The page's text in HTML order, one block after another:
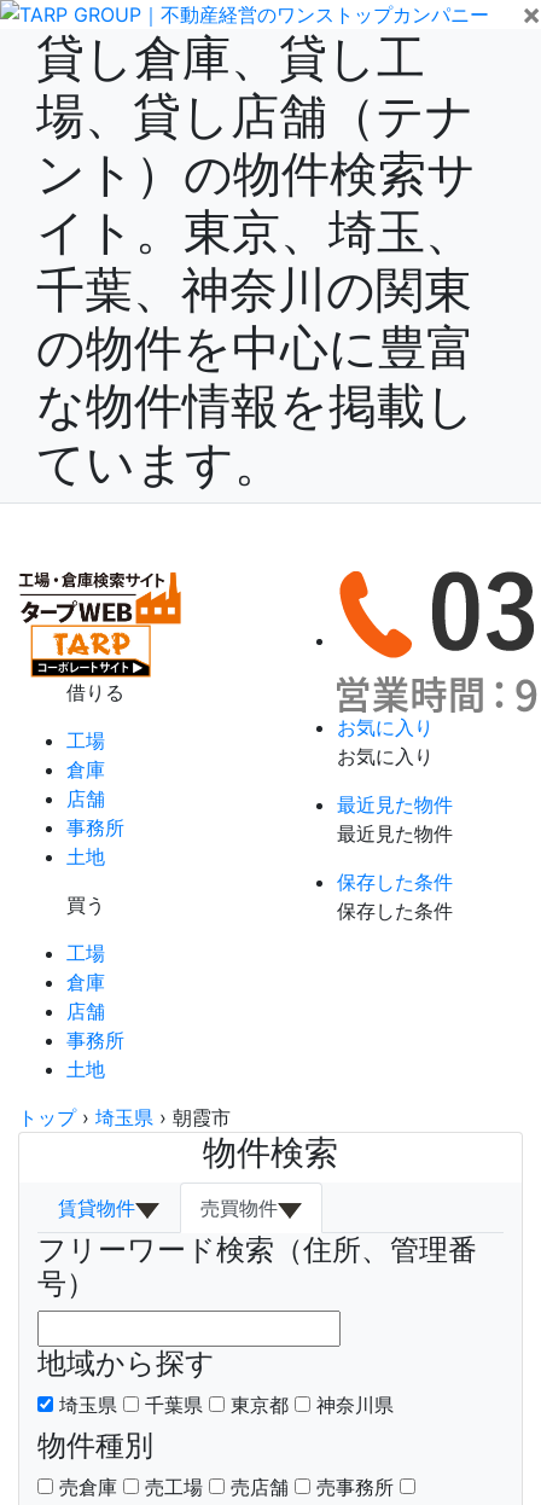
×
貸し倉庫、貸し工
場、貸し店舗（テナ
ント）の物件検索サ
イト。東京、埼玉、
千葉、神奈川の関東
の物件を中心に豊富
な物件情報を掲載し
ています。
借りる
工場
倉庫
店舗
事務所
土地
買う
工場
倉庫
店舗
事務所
土地
お気に入り
お気に入り
最近見た物件
最近見た物件
保存した条件
保存した条件
トップ› 埼玉県 › 朝霞市
物件検索
賃貸物件 売買物件
フリーワード検索（住所、管理番
号）
地域から探す
埼玉県 千葉県 東京都 神奈川県
物件種別
売倉庫 売工場 売店舗
売事務所